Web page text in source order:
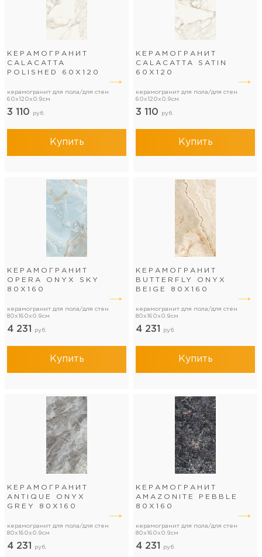
КЕРАМОГРАНИТ
CALACATTA
POLISHED 60Х120
керамогранит для пола/для стен
60x120x0.9см
3 110 руб.
Купить
КЕРАМОГРАНИТ
CALACATTA SATIN
60Х120
керамогранит для пола/для стен
60x120x0.9см
3 110 руб.
Купить
КЕРАМОГРАНИТ
OPERA ONYX SKY
80Х160
керамогранит для пола/для стен
80x160x0.9см
4 231 руб.
Купить
КЕРАМОГРАНИТ
BUTTERFLY ONYX
BEIGE 80Х160
керамогранит для пола/для стен
80x160x0.9см
4 231 руб.
Купить
КЕРАМОГРАНИТ
ANTIQUE ONYX
GREY 80Х160
керамогранит для пола/для стен
80x160x0.9см
4 231 руб.
КЕРАМОГРАНИТ
AMAZONITE PEBBLE
80Х160
керамогранит для пола/для стен
80x160x0.9см
4 231 руб.